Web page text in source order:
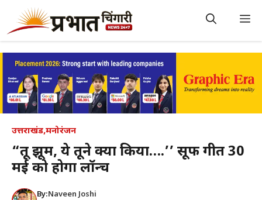
content
उत्तराखंड,मनोरंजन
“तू झूम, ये तूने क्या किया….’’ सूफी गीत 30
मई को होगा लॉन्च
By:Naveen Joshi